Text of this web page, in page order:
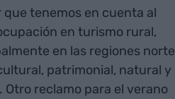
tenemos en cuenta al
en turismo rural,
en las regiones norte
patrimonial, natural y
reclamo para el verano